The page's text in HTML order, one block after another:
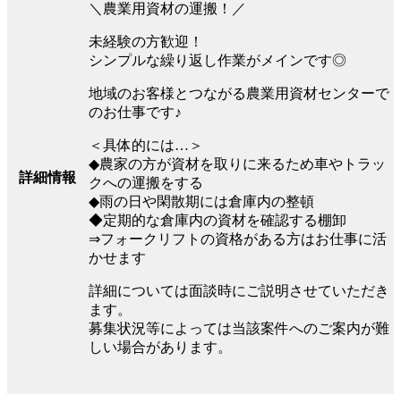
詳細情報
＼農業用資材の運搬！／
未経験の方歓迎！
シンプルな繰り返し作業がメインです◎
地域のお客様とつながる農業用資材センターで
のお仕事です♪
＜具体的には…＞
◆農家の方が資材を取りに来るため車やトラッ
クへの運搬をする
◆雨の日や閑散期には倉庫内の整頓
◆定期的な倉庫内の資材を確認する棚卸
⇒フォークリフトの資格がある方はお仕事に活
かせます
詳細については面談時にご説明させていただき
ます。
募集状況等によっては当該案件へのご案内が難
しい場合があります。